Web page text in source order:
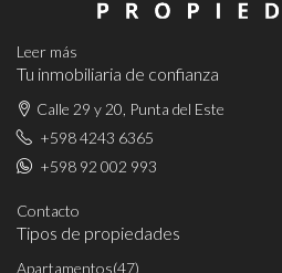
Leer más
Tu inmobiliaria de confianza
Calle 29 y 20, Punta del Este
+598 4243 6365
+598 92 002 993
Contacto
Tipos de propiedades
Apartamentos(47)